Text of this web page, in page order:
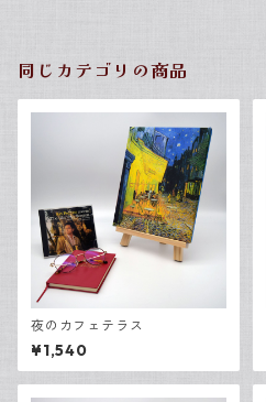
同じカテゴリの商品
夜のカフェテラス
¥1,540